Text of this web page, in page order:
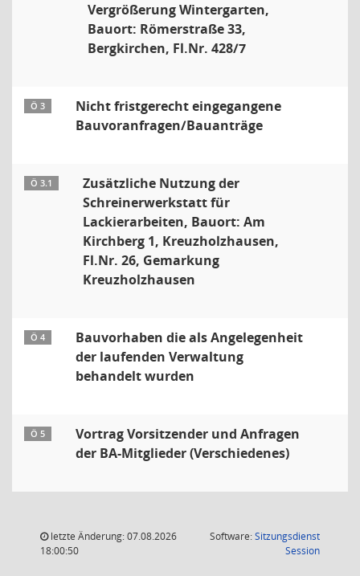
Vergrößerung Wintergarten,
Bauort: Römerstraße 33,
Bergkirchen, Fl.Nr. 428/7
Ö 3
Nicht fristgerecht eingegangene
Bauvoranfragen/Bauanträge
Ö 3.1
Zusätzliche Nutzung der
Schreinerwerkstatt für
Lackierarbeiten, Bauort: Am
Kirchberg 1, Kreuzholzhausen,
Fl.Nr. 26, Gemarkung
Kreuzholzhausen
Ö 4
Bauvorhaben die als Angelegenheit
der laufenden Verwaltung
behandelt wurden
Ö 5
Vortrag Vorsitzender und Anfragen
der BA-Mitglieder (Verschiedenes)
letzte Änderung: 07.08.2026
18:00:50
Software:Sitzungsdienst
Session(Wird in